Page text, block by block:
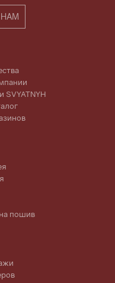
SVYATNYH
пошив